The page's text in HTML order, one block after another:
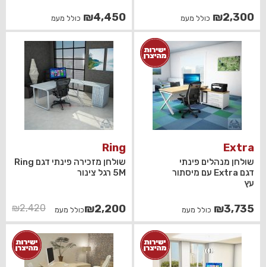
₪2,300 כולל מעמ ₪4,450 כולל מעמ
Extra
שולחן מנהלים פינתי
דגם Extra עם מיסתור
עץ
₪3,735 כולל מעמ
Ring
שולחן מזכירה פינתי דגם Ring
5M רגל צינור
₪2,420
המחיר
המקורי
היה:
₪2,420.
₪2,200
המחיר
הנוכחי
הוא:
₪2,200.
כולל מעמ